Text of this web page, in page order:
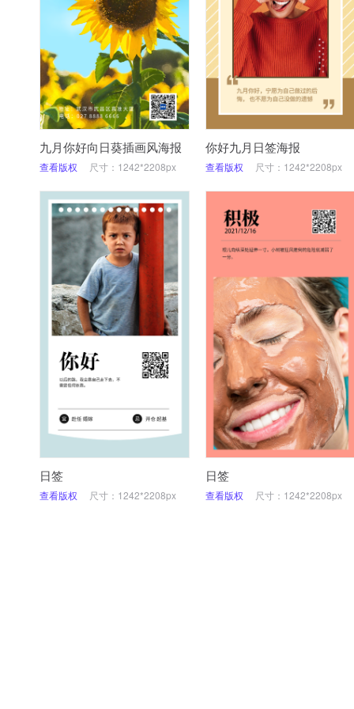
九月你好向日葵插画风海报
查看版权 尺寸：1242*2208px
你好九月日签海报
查看版权 尺寸：1242*2208px
日签
查看版权 尺寸：1242*2208px
日签
查看版权 尺寸：1242*2208px